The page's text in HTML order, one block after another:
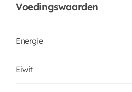
Voedingswaarden
Energie
Eiwit